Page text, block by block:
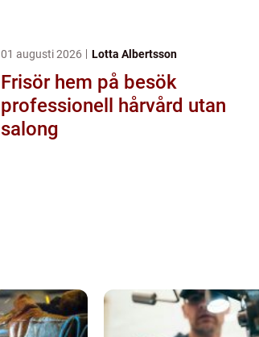
01 augusti 2026 Lotta Albertsson
Frisör hem på besök
professionell hårvård utan
salong